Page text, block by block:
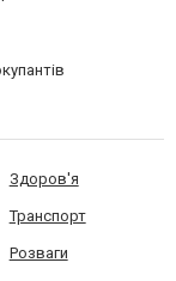
Здоров'я
Транспорт
Розваги